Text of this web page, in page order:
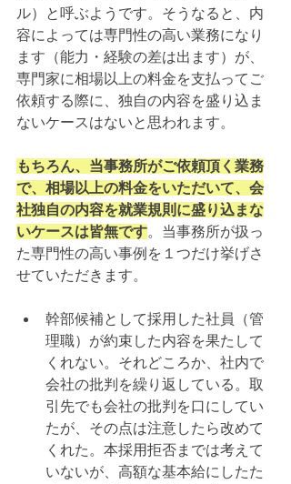
ル）と呼ぶようです。そうなると、内
容によっては専門性の高い業務になり
ます（能力・経験の差は出ます）が、
専門家に相場以上の料金を支払ってご
依頼する際に、独自の内容を盛り込ま
ないケースはないと思われます。
もちろん、当事務所がご依頼頂く業務
で、相場以上の料金をいただいて、会
社独自の内容を就業規則に盛り込まな
いケースは皆無です。当事務所が扱っ
た専門性の高い事例を１つだけ挙げさ
せていただきます。
幹部候補として採用した社員（管
理職）が約束した内容を果たして
くれない。それどころか、社内で
会社の批判を繰り返している。取
引先でも会社の批判を口にしてい
たが、その点は注意したら改めて
くれた。本採用拒否までは考えて
いないが、高額な基本給にしたた